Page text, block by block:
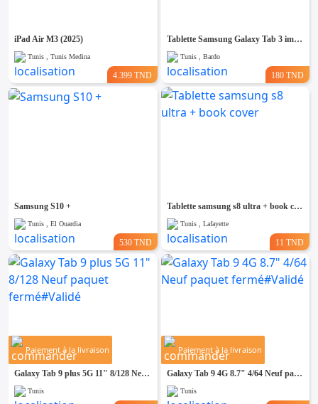
iPad Air M3 (2025)
Tunis , Tunis Medina
4.399 TND
Tablette Samsung Galaxy Tab 3 importé
Tunis , Bardo
180 TND
Samsung S10 +
Tunis , El Ouardia
530 TND
Tablette samsung s8 ultra + book cover
Tunis , Lafayette
11 TND
Paiement à la livraison
Galaxy Tab 9 plus 5G 11" 8/128 Neuf paquet fermé#Validé
Tunis
Paiement à la livraison
Galaxy Tab 9 4G 8.7" 4/64 Neuf paquet fermé#Validé
Tunis